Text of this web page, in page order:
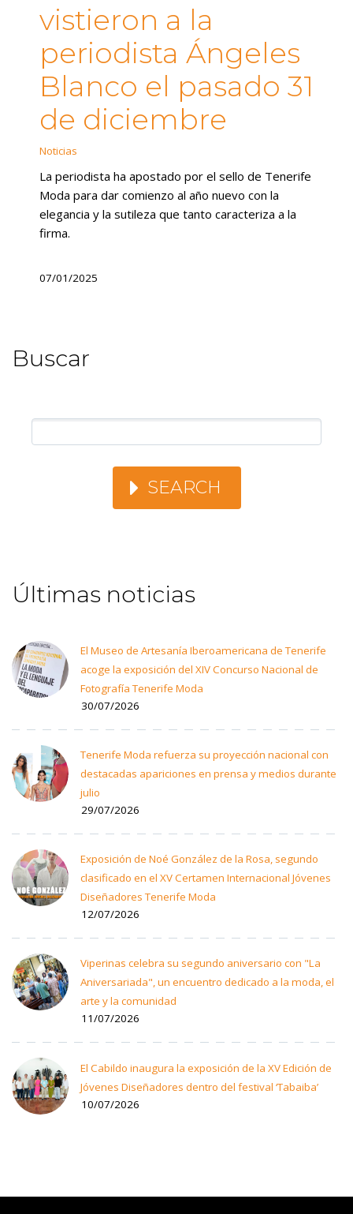
vistieron a la
periodista Ángeles
Blanco el pasado 31
de diciembre
Noticias
La periodista ha apostado por el sello de Tenerife
Moda para dar comienzo al año nuevo con la
elegancia y la sutileza que tanto caracteriza a la
firma.
07/01/2025
Buscar
SEARCH
Últimas noticias
El Museo de Artesanía Iberoamericana de Tenerife
acoge la exposición del XIV Concurso Nacional de
Fotografía Tenerife Moda
30/07/2026
Tenerife Moda refuerza su proyección nacional con
destacadas apariciones en prensa y medios durante
julio
29/07/2026
Exposición de Noé González de la Rosa, segundo
clasificado en el XV Certamen Internacional Jóvenes
Diseñadores Tenerife Moda
12/07/2026
Viperinas celebra su segundo aniversario con "La
Aniversariada", un encuentro dedicado a la moda, el
arte y la comunidad
11/07/2026
El Cabildo inaugura la exposición de la XV Edición de
Jóvenes Diseñadores dentro del festival ‘Tabaiba’
10/07/2026